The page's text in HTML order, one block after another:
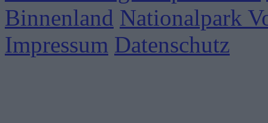
Binnenland Nationalpark
Impressum Datenschutz